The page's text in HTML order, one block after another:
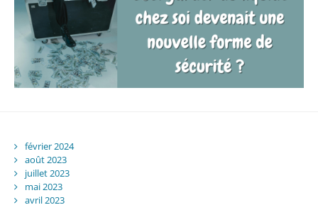
février 2024
août 2023
juillet 2023
mai 2023
avril 2023